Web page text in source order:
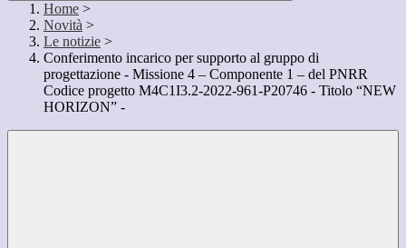
Home >
Novità >
Le notizie >
Conferimento incarico per supporto al gruppo di
progettazione - Missione 4 – Componente 1 – del PNRR
Codice progetto M4C1I3.2-2022-961-P20746 - Titolo “NEW
HORIZON” -